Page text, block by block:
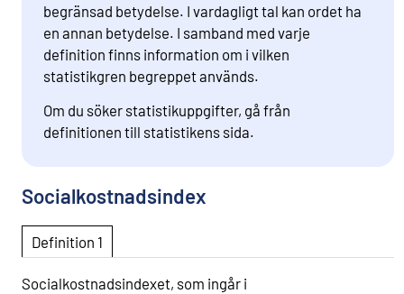
begränsad betydelse. I vardagligt tal kan ordet ha
en annan betydelse. I samband med varje
definition finns information om i vilken
statistikgren begreppet används.
Om du söker statistikuppgifter, gå från
definitionen till statistikens sida.
Socialkostnadsindex
Definition 1
Socialkostnadsindexet, som ingår i